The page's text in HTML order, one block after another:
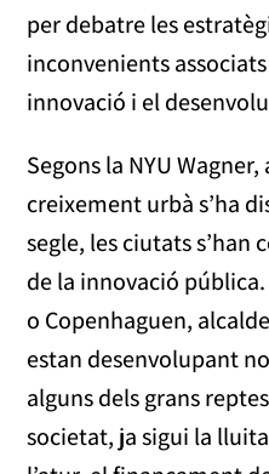
per debatre les
inconvenients
innovació i el
Segons la NYU
creixement urbà s’ha
segle, les ciutats
de la innovació
o Copenhaguen,
estan desenvolupant
alguns dels grans
societat, ja sigui la